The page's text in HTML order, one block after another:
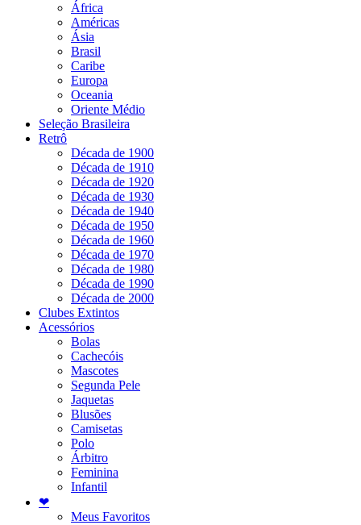
África
Américas
Ásia
Brasil
Caribe
Europa
Oceania
Oriente Médio
Seleção Brasileira
Retrô
Década de 1900
Década de 1910
Década de 1920
Década de 1930
Década de 1940
Década de 1950
Década de 1960
Década de 1970
Década de 1980
Década de 1990
Década de 2000
Clubes Extintos
Acessórios
Bolas
Cachecóis
Mascotes
Segunda Pele
Jaquetas
Blusões
Camisetas
Polo
Árbitro
Feminina
Infantil
❤
Meus Favoritos